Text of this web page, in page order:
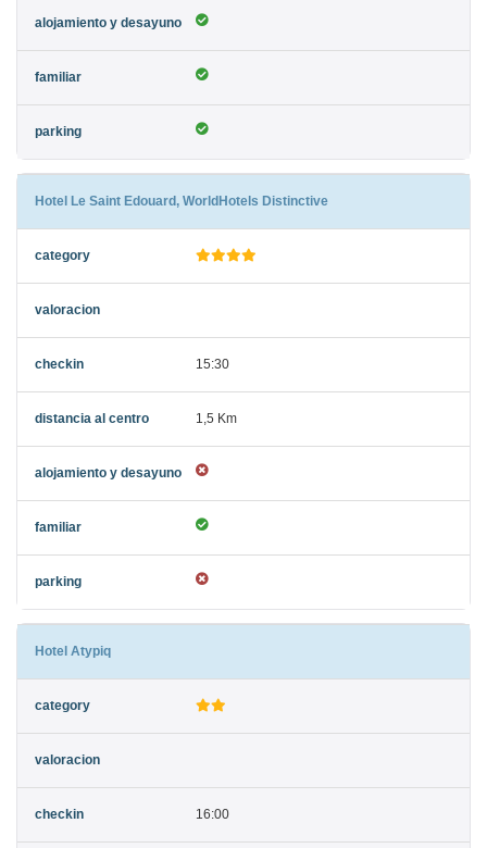
Hotel Le Saint Edouard, WorldHotels Distinctive
15:30
1,5 Km
Hotel Atypiq
16:00